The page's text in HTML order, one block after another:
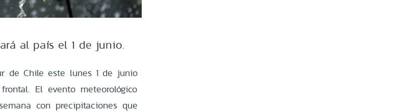
al país el 1 de junio.
de Chile este lunes 1 de junio
El evento meteorológico
con precipitaciones que